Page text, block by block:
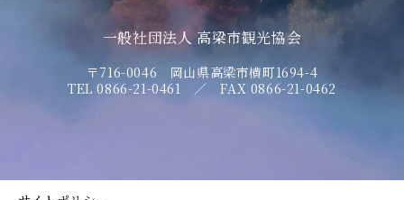
一般社団法人 高梁市観光協会
〒716-0046 岡山県高梁市横町1694-4
TEL 0866-21-0461 ／ FAX 0866-21-0462